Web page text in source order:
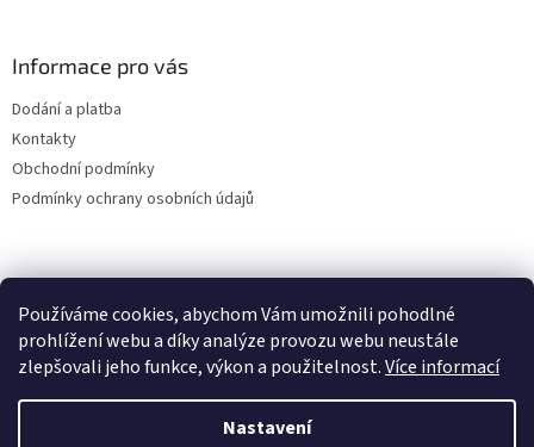
Používáme cookies, abychom Vám umožnili pohodlné
prohlížení webu a díky analýze provozu webu neustále
zlepšovali jeho funkce, výkon a použitelnost.Více informací
Nastavení
Informace pro vás
Dodání a platba
Kontakty
Obchodní podmínky
Podmínky ochrany osobních údajů
Vytvořil Shoptet